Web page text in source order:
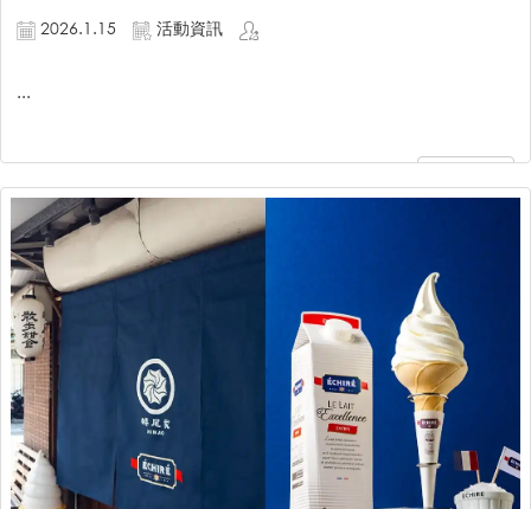
2026.1.15 活動資訊
...